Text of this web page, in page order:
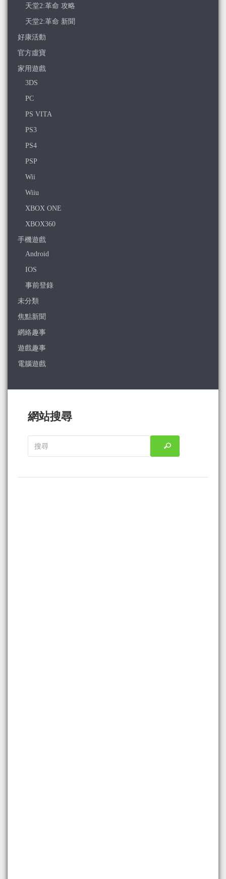
天堂2:革命 攻略
天堂2:革命 新聞
好康活動
官方虛寶
家用遊戲
3DS
PC
PS VITA
PS3
PS4
PSP
Wii
Wiiu
XBOX ONE
XBOX360
手機遊戲
Android
IOS
事前登錄
未分類
焦點新聞
網絡趣事
遊戲趣事
電腦遊戲
網站搜尋